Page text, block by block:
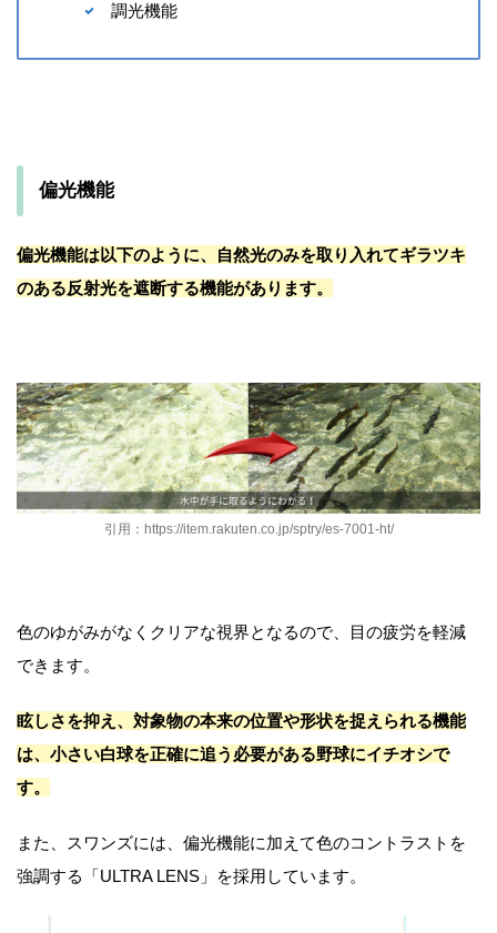
調光機能
偏光機能
偏光機能は以下のように、自然光のみを取り入れてギラツキ
のある反射光を遮断する機能があります。
引用：https://item.rakuten.co.jp/sptry/es-7001-ht/
色のゆがみがなくクリアな視界となるので、目の疲労を軽減
できます。
眩しさを抑え、対象物の本来の位置や形状を捉えられる機能
は、小さい白球を正確に追う必要がある野球にイチオシで
す。
また、スワンズには、偏光機能に加えて色のコントラストを
強調する「ULTRA LENS」を採用しています。